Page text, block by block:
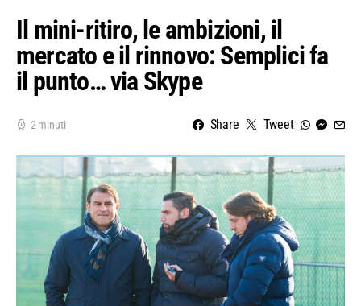
Il mini-ritiro, le ambizioni, il
mercato e il rinnovo: Semplici fa
il punto… via Skype
2 minuti Share Tweet